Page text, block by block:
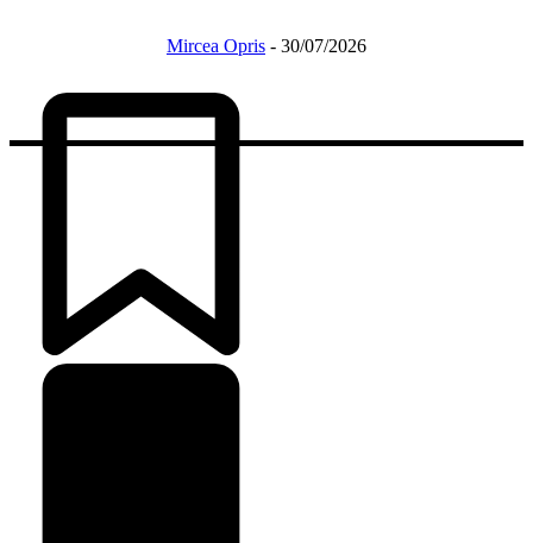
Mircea Opris - 30/07/2026